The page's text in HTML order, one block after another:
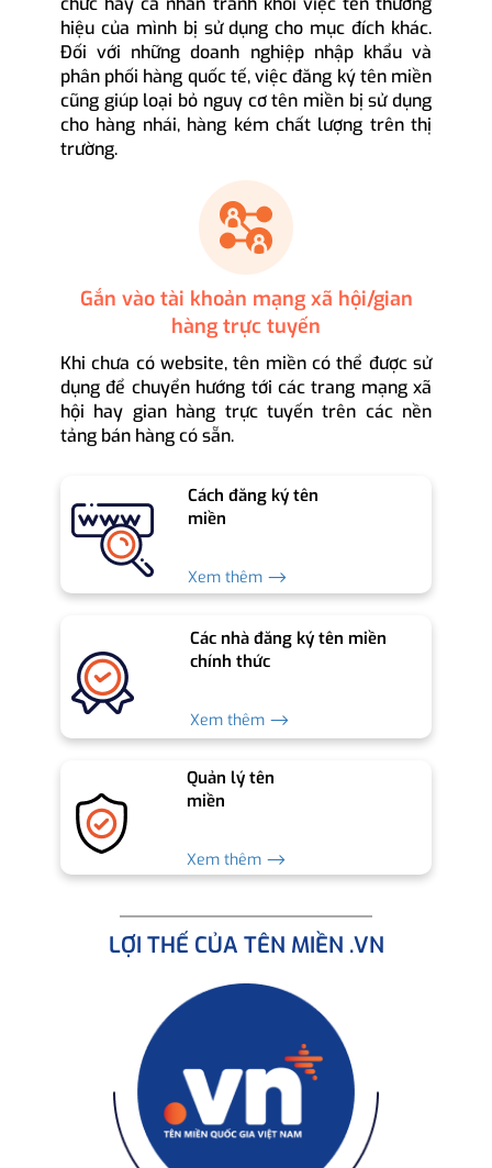
hiệu của mình bị sử dụng cho mục đích khác.
Đối với những doanh nghiệp nhập khẩu và
phân phối hàng quốc tế, việc đăng ký tên miền
cũng giúp loại bỏ nguy cơ tên miền bị sử dụng
cho hàng nhái, hàng kém chất lượng trên thị
trường.
Gắn vào tài khoản mạng xã hội/gian
hàng trực tuyến
Khi chưa có website, tên miền có thể được sử
dụng để chuyển hướng tới các trang mạng xã
hội hay gian hàng trực tuyến trên các nền
tảng bán hàng có sẵn.
Cách đăng ký tên
miền
Xem thêm ⟶
Các nhà đăng ký tên miền
chính thức
Xem thêm ⟶
Quản lý tên
miền
Xem thêm ⟶
LỢI THẾ CỦA TÊN MIỀN .VN